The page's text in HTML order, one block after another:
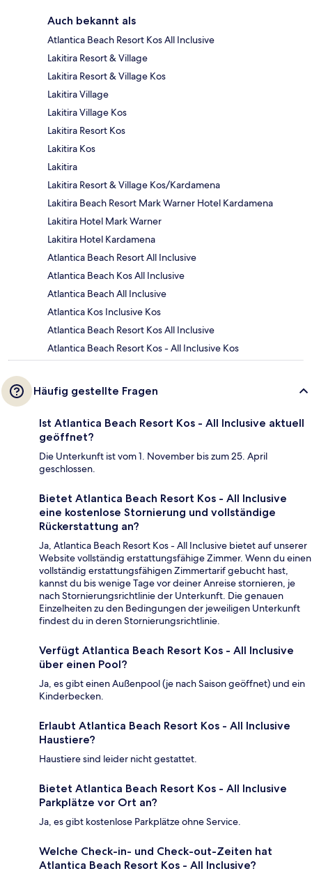
Auch bekannt als
Atlantica Beach Resort Kos All Inclusive
Lakitira Resort & Village
Lakitira Resort & Village Kos
Lakitira Village
Lakitira Village Kos
Lakitira Resort Kos
Lakitira Kos
Lakitira
Lakitira Resort & Village Kos/Kardamena
Lakitira Beach Resort Mark Warner Hotel Kardamena
Lakitira Hotel Mark Warner
Lakitira Hotel Kardamena
Atlantica Beach Resort All Inclusive
Atlantica Beach Kos All Inclusive
Atlantica Beach All Inclusive
Atlantica Kos Inclusive Kos
Atlantica Beach Resort Kos All Inclusive
Atlantica Beach Resort Kos - All Inclusive Kos
Häufig gestellte Fragen
Ist Atlantica Beach Resort Kos - All Inclusive aktuell
geöffnet?
Die Unterkunft ist vom 1. November bis zum 25. April
geschlossen.
Bietet Atlantica Beach Resort Kos - All Inclusive
eine kostenlose Stornierung und vollständige
Rückerstattung an?
Ja, Atlantica Beach Resort Kos - All Inclusive bietet auf unserer
Website vollständig erstattungsfähige Zimmer. Wenn du einen
vollständig erstattungsfähigen Zimmertarif gebucht hast,
kannst du bis wenige Tage vor deiner Anreise stornieren, je
nach Stornierungsrichtlinie der Unterkunft. Die genauen
Einzelheiten zu den Bedingungen der jeweiligen Unterkunft
findest du in deren Stornierungsrichtlinie.
Verfügt Atlantica Beach Resort Kos - All Inclusive
über einen Pool?
Ja, es gibt einen Außenpool (je nach Saison geöffnet) und ein
Kinderbecken.
Erlaubt Atlantica Beach Resort Kos - All Inclusive
Haustiere?
Haustiere sind leider nicht gestattet.
Bietet Atlantica Beach Resort Kos - All Inclusive
Parkplätze vor Ort an?
Ja, es gibt kostenlose Parkplätze ohne Service.
Welche Check-in- und Check-out-Zeiten hat
Atlantica Beach Resort Kos - All Inclusive?